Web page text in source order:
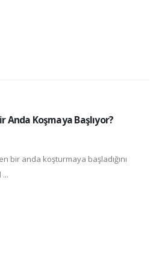
Anda Koşmaya Başlıyor?
bir anda koşturmaya başladığını